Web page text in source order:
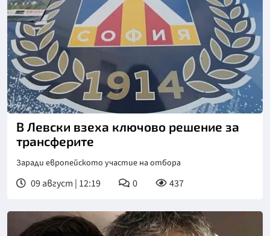
Снимка: БГНЕС
В Левски взеха ключово решение за
трансферите
Заради европейското участие на отбора
09 август | 12:19 0 437